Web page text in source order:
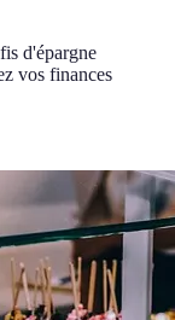
d'épargne
vos finances